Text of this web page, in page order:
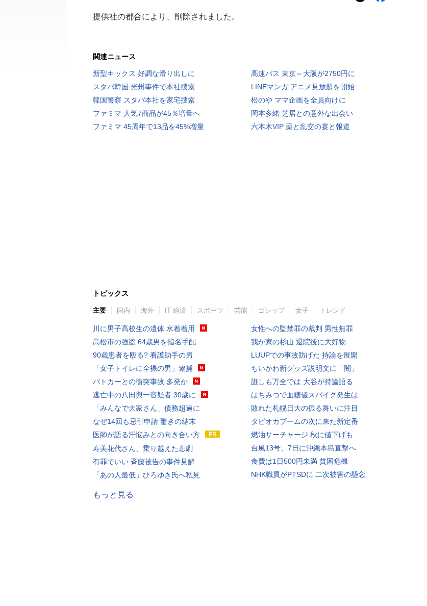
提供社の都合により、削除されました。
関連ニュース
新型キックス 好調な滑り出しに
高速バス 東京～大阪が2750円に
スタバ韓国 光州事件で本社捜索
LINEマンガ アニメ見放題を開始
韓国警察 スタバ本社を家宅捜索
松のや ママ企画を全員向けに
ファミマ 人気7商品が45％増量へ
岡本多緒 芝居との意外な出会い
ファミマ 45周年で13品を45%増量
六本木VIP 薬と乱交の宴と報道
トピックス
主要 国内 海外 IT 経済 スポーツ 芸能 ゴシップ 女子 トレンド
川に男子高校生の遺体 水着着用
高松市の強盗 64歳男を指名手配
90歳患者を殴る? 看護助手の男
「女子トイレに全裸の男」逮捕
パトカーとの衝突事故 多発か
逃亡中の八田與一容疑者 30歳に
「みんなで大家さん」債務超過に
なぜ14回も忌引申請 驚きの結末
医師が語る汗悩みとの向き合い方
寿美花代さん、乗り越えた悲劇
有罪でいい 斉藤被告の事件見解
「あの人最低」ひろゆき氏へ私見
女性への監禁罪の裁判 男性無罪
我が家の杉山 退院後に大好物
LUUPでの事故防げた 持論を展開
ちいかわ新グッズ説明文に「闇」
誰しも万全では 大谷が持論語る
はちみつで血糖値スパイク発生は
敗れた札幌日大の振る舞いに注目
タピオカブームの次に来た新定番
燃油サーチャージ 秋に値下げも
台風13号、7日に沖縄本島直撃へ
食費は1日500円未満 貧困危機
NHK職員がPTSDに 二次被害の懸念
もっと見る